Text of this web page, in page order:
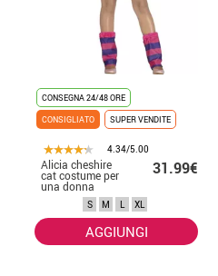
CONSEGNA 24/48 ORE
CONSIGLIATO
SUPER VENDITE
4.34/5.00
Alicia cheshire
cat costume per
una donna
31.99€
S M L XL
AGGIUNGI